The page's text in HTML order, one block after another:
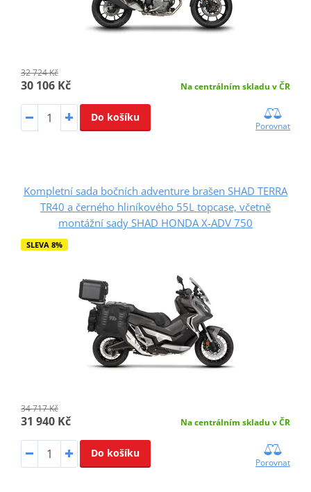
32 724 Kč
30 106 Kč Na centrálním skladu v ČR
Do košíku
Porovnat
Kompletní sada bočních adventure brašen SHAD TERRA
TR40 a černého hliníkového 55L topcase, včetně
montážní sady SHAD HONDA X-ADV 750
SLEVA 8%
34 717 Kč
31 940 Kč Na centrálním skladu v ČR
Do košíku
Porovnat